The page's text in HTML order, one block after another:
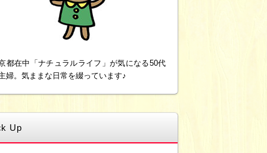
都在中「ナチュラルライフ」が気になる50代
婦。気ままな日常を綴っています♪
Up